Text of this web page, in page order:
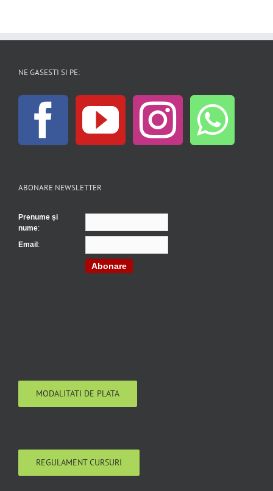
NE GASESTI SI PE:
ABONARE NEWSLETTER
Prenume și
nume:
Email :
Abonare
MODALITATI DE PLATA
REGULAMENT CURSURI